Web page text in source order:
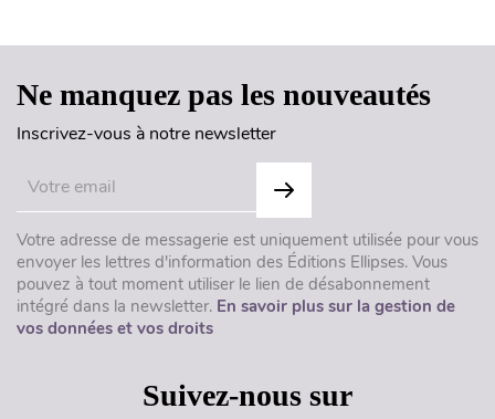
Ne manquez pas les nouveautés
Inscrivez-vous à notre newsletter
Votre adresse de messagerie est uniquement utilisée pour vous
envoyer les lettres d'information des Éditions Ellipses. Vous
pouvez à tout moment utiliser le lien de désabonnement
intégré dans la newsletter. En savoir plus sur la gestion de
vos données et vos droits
Suivez-nous sur